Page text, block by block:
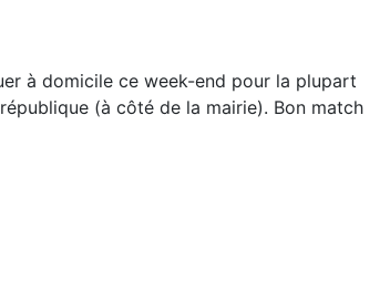
à domicile ce week-end pour la plupart
(à côté de la mairie). Bon match